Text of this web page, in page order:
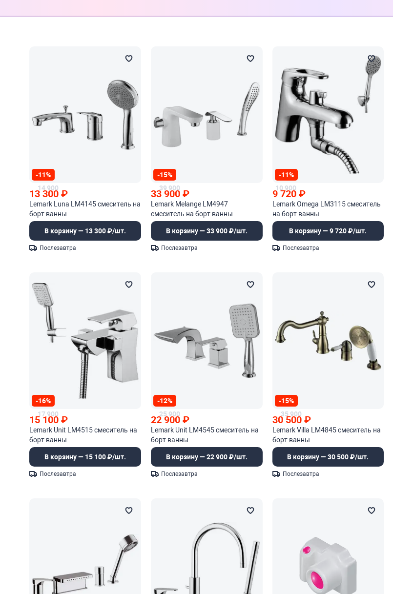
-11%
14 900
13 300₽
Lemark Luna LM4145 смеситель на
борт ванны
В корзину — 13 300 ₽/шт.
Послезавтра
-15%
39 900
33 900₽
Lemark Melange LM4947
смеситель на борт ванны
В корзину — 33 900 ₽/шт.
Послезавтра
-11%
10 900
9 720 ₽
Lemark Omega LM3115 смеситель
на борт ванны
В корзину — 9 720 ₽/шт.
Послезавтра
-16%
17 900
15 100₽
Lemark Unit LM4515 смеситель на
борт ванны
В корзину — 15 100 ₽/шт.
Послезавтра
-12%
25 900
22 900₽
Lemark Unit LM4545 смеситель на
борт ванны
В корзину — 22 900 ₽/шт.
Послезавтра
-15%
35 900
30 500 ₽
Lemark Villa LM4845 смеситель на
борт ванны
В корзину — 30 500 ₽/шт.
Послезавтра